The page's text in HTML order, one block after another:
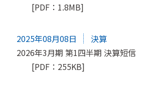
[PDF：1.8MB]
2025年08月08日
決算
2026年3月期 第1四半期 決算短信
[PDF：255KB]